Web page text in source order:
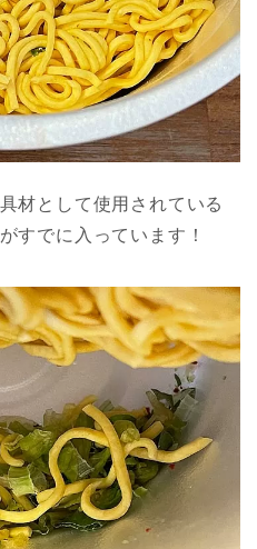
材として使用されている
すでに入っています！